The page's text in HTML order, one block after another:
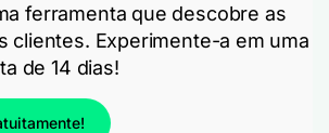
ferramenta que descobre as
clientes. Experimente-a em uma
de 14 dias!